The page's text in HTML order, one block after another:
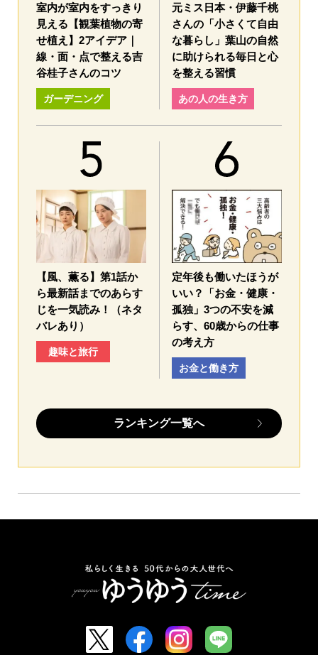
室内が室内をすっきり
見える【観葉植物の寄
せ植え】2アイデア｜
線・面・点で整える吉
谷桂子さんのコツ
ガーデニング
元ミス日本・伊藤千桃
さんの「小さくて自由
な暮らし」葉山の自然
に助けられる毎日と心
を整える習慣
あの人の生き方
【風、薫る】第1話か
ら最新話までのあらす
じを一気読み！（ネタ
バレあり）
趣味と旅行
定年後も働いたほうが
いい？「お金・健康・
孤独」3つの不安を減
らす、60歳からの仕事
の考え方
お金と働き方
ランキング一覧へ